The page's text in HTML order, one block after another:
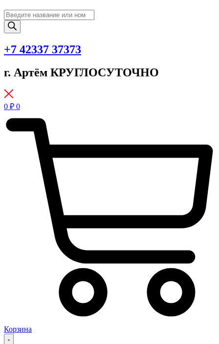
Поиск
товаров
+7 42337 37373
г. Артём КРУГЛОСУТОЧНО
0 ₽ 0
Корзина